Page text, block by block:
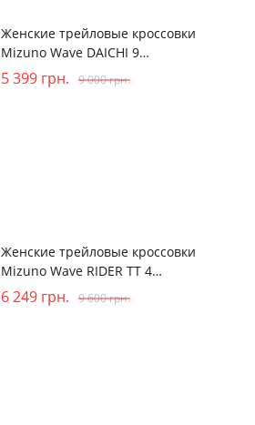
Женские трейловые кроссовки
Mizuno Wave DAICHI 9
(J1GK257133)
5 399 грн. 9 000грн.
Женские трейловые кроссовки
Mizuno Wave RIDER TT 4
(J1GW263271)
6 249 грн. 9 600грн.